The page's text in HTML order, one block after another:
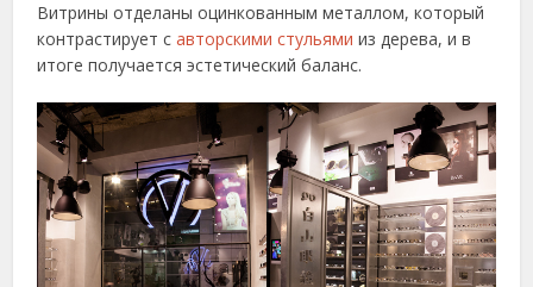
Витрины отделаны оцинкованным металлом, который
контрастирует савторскими стульями из дерева, и в
итоге получается эстетический баланс.